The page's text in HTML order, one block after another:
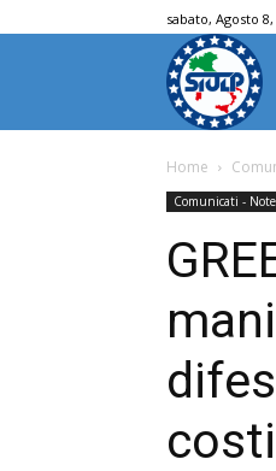
sabato, Agosto 8,
Home
Comunicati -